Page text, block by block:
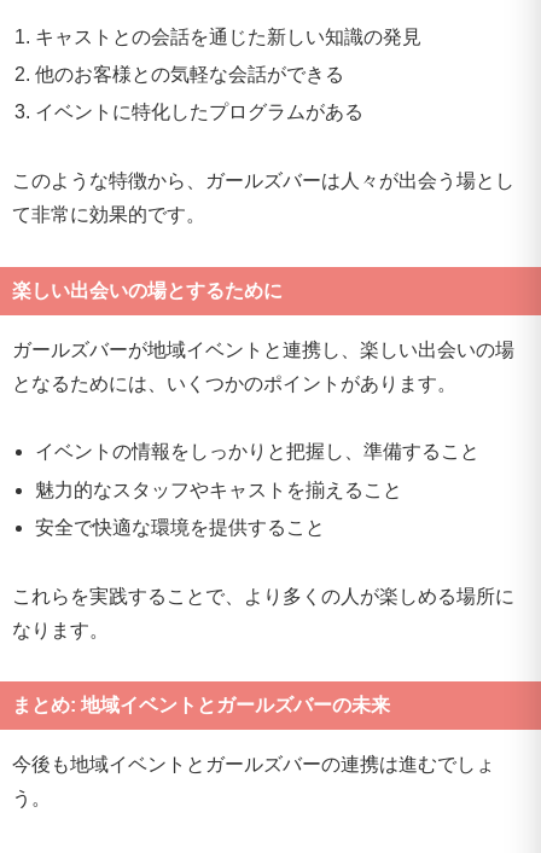
キャストとの会話を通じた新しい知識の発見
他のお客様との気軽な会話ができる
イベントに特化したプログラムがある
このような特徴から、ガールズバーは人々が出会う場とし
て非常に効果的です。
楽しい出会いの場とするために
ガールズバーが地域イベントと連携し、楽しい出会いの場
となるためには、いくつかのポイントがあります。
イベントの情報をしっかりと把握し、準備すること
魅力的なスタッフやキャストを揃えること
安全で快適な環境を提供すること
これらを実践することで、より多くの人が楽しめる場所に
なります。
まとめ: 地域イベントとガールズバーの未来
今後も地域イベントとガールズバーの連携は進むでしょ
う。